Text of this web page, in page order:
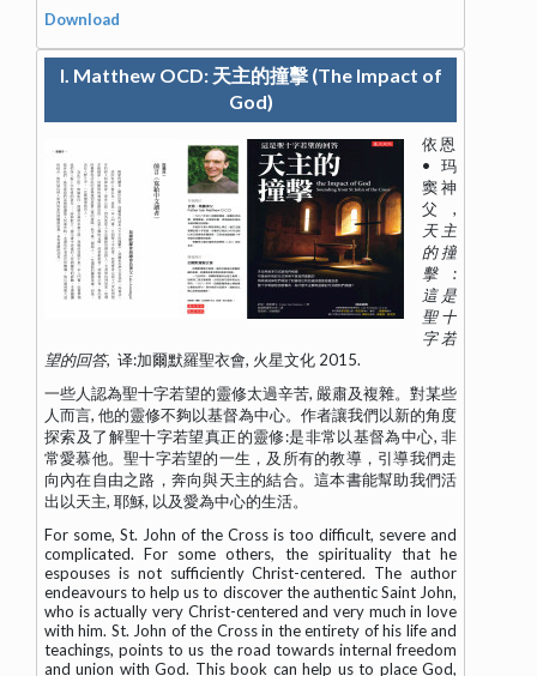
Download
I. Matthew OCD: 天主的撞擊 (The Impact of
God)
依恩
•玛
窦神
父,
天主
的撞
擊:
這是
聖十
字若
望的回答, 译:加爾默羅聖衣會, 火星文化 2015.
一些人認為聖十字若望的靈修太過辛苦, 嚴肅及複雜。對某些
人而言, 他的靈修不夠以基督為中心。作者讓我們以新的角度
探索及了解聖十字若望真正的靈修:是非常以基督為中心, 非
常愛慕他。聖十字若望的一生，及所有的教導，引導我們走
向內在自由之路，奔向與天主的結合。這本書能幫助我們活
出以天主, 耶穌, 以及愛為中心的生活。
For some, St. John of the Cross is too difficult, severe and
complicated. For some others, the spirituality that he
espouses is not sufficiently Christ-centered. The author
endeavours to help us to discover the authentic Saint John,
who is actually very Christ-centered and very much in love
with him. St. John of the Cross in the entirety of his life and
teachings, points to us the road towards internal freedom
and union with God. This book can help us to place God,